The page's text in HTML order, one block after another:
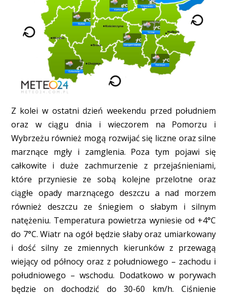
Z kolei w ostatni dzień weekendu przed południem
oraz w ciągu dnia i wieczorem na Pomorzu i
Wybrzeżu również mogą rozwijać się liczne oraz silne
marznące mgły i zamglenia. Poza tym pojawi się
całkowite i duże zachmurzenie z przejaśnieniami,
które przyniesie ze sobą kolejne przelotne oraz
ciągłe opady marznącego deszczu a nad morzem
również deszczu ze śniegiem o słabym i silnym
natężeniu. Temperatura powietrza wyniesie od +4°C
do 7°C. Wiatr na ogół będzie słaby oraz umiarkowany
i dość silny ze zmiennych kierunków z przewagą
wiejący od północy oraz z południowego – zachodu i
południowego – wschodu. Dodatkowo w porywach
będzie on dochodzić do 30-60 km/h. Ciśnienie